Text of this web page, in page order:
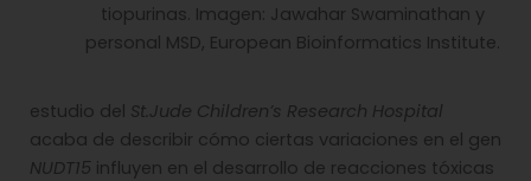
tiopurinas. Imagen: Jawahar Swaminathan y
personal MSD, European Bioinformatics Institute.
estudio del St.Jude Children’s Research Hospital
acaba de describir cómo ciertas variaciones en el gen
NUDT15 influyen en el desarrollo de reacciones tóxicas